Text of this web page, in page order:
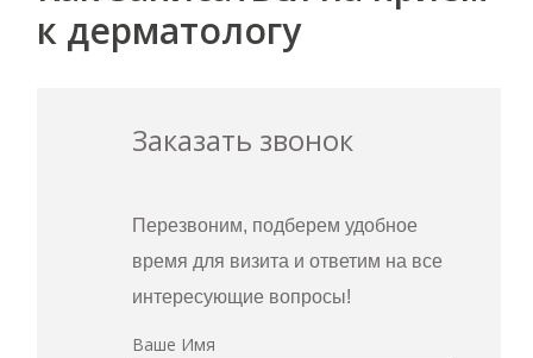
к дерматологу
Заказать звонок
Перезвоним, подберем удобное
время для визита и ответим на все
интересующие вопросы!
Ваше Имя